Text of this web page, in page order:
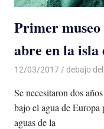
Primer
abre en la isla
12/03/2017 Luis
debajo
Se necesitaron dos
bajo el agua de
aguas de la